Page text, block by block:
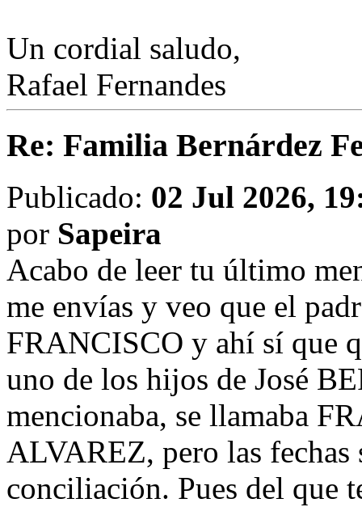
Un cordial saludo,
Rafael Fernandes
Re: Familia Bernárdez
Publicado: 02 Jul 2026,
por Sapeira
Acabo de leer tu último
me envías y veo que el
FRANCISCO y ahí sí que
uno de los hijos de José
mencionaba, se llamaba
ALVAREZ, pero las
conciliación. Pues del que